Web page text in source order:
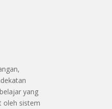
yang
oleh sistem